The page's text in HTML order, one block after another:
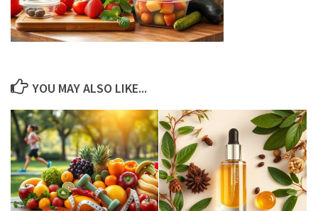
YOU MAY ALSO LIKE...